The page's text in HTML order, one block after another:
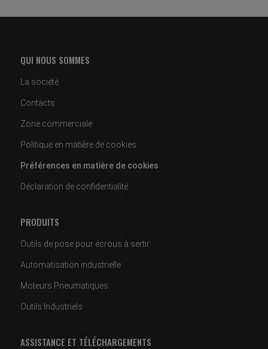
QUI NOUS SOMMES
La société
Contacts
Zone commerciale
Politique en matière de cookies
Préférences en matière de cookies
Déclaration de confidentialité
PRODUITS
Outils de pose pour écrous à sertir
Automatisation industrielle
Moteurs Pneumatiques
Outils Industriels
ASSISTANCE ET TÉLÉCHARGEMENTS